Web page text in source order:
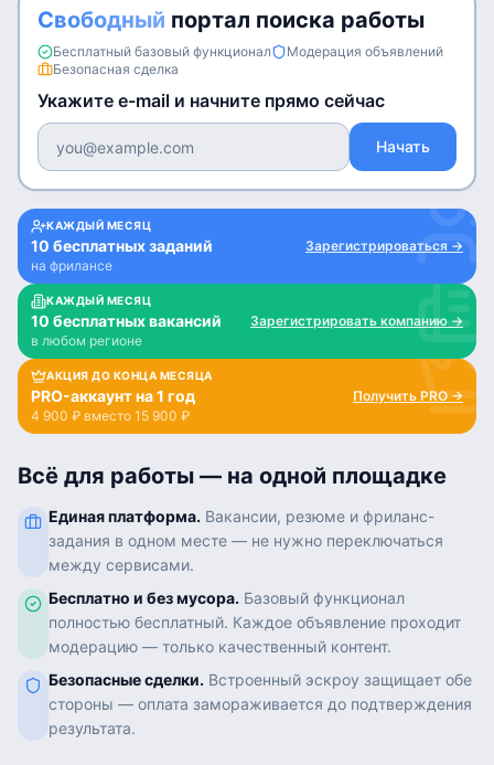
Свободный портал поиска работы
Бесплатный базовый функционал
Модерация объявлений
Безопасная сделка
Укажите e-mail и начните прямо сейчас
Начать
КАЖДЫЙ МЕСЯЦ
10 бесплатных заданий
на фрилансе
Зарегистрироваться →
КАЖДЫЙ МЕСЯЦ
10 бесплатных вакансий
в любом регионе
Зарегистрировать компанию →
АКЦИЯ ДО КОНЦА МЕСЯЦА
PRO-аккаунт на 1 год
4 900 ₽ вместо 15 900 ₽
Получить PRO →
Всё для работы — на одной площадке
Единая платформа. Вакансии, резюме и фриланс-
задания в одном месте — не нужно переключаться
между сервисами.
Бесплатно и без мусора. Базовый функционал
полностью бесплатный. Каждое объявление проходит
модерацию — только качественный контент.
Безопасные сделки. Встроенный эскроу защищает обе
стороны — оплата замораживается до подтверждения
результата.